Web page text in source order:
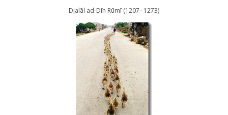
Djalāl ad-Dīn Rūmī (1207–1273)